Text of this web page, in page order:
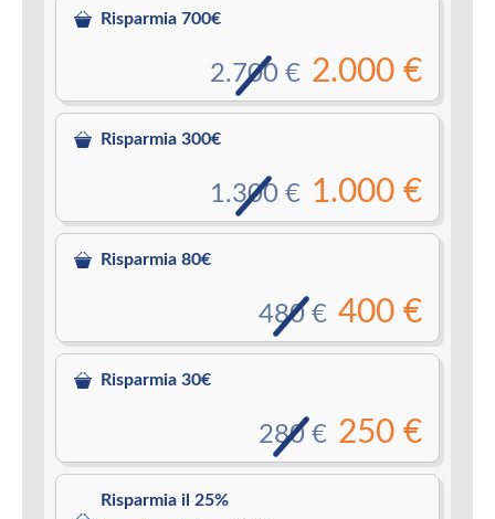
Risparmia 700€
2.000 €
2.700 €
Risparmia 300€
1.000 €
1.300 €
Risparmia 80€
400 €
480 €
Risparmia 30€
250 €
280 €
Risparmia il 25%